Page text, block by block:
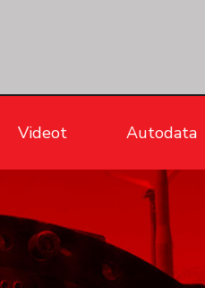
Videot Autodata